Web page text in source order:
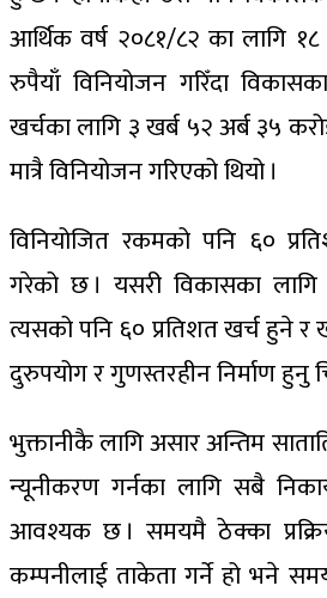
आर्थिक वर्ष २०८१/८२ का लागि
रुपैयाँ विनियोजन गरिँदा
खर्चका लागि ३ खर्ब ५२ अर्ब ३५
मात्रै विनियोजन गरिएको थियो ।
विनियोजित रकमको पनि ६०
गरेको छ । यसरी विकासका
त्यसको पनि ६० प्रतिशत खर्च हुने
दुरुपयोग र गुणस्तरहीन निर्माण हुनु
भुक्तानीकै लागि असार अन्तिम
न्यूनीकरण गर्नका लागि सबै
आवश्यक छ । समयमै ठेक्का
कम्पनीलाई ताकेता गर्ने हो भने